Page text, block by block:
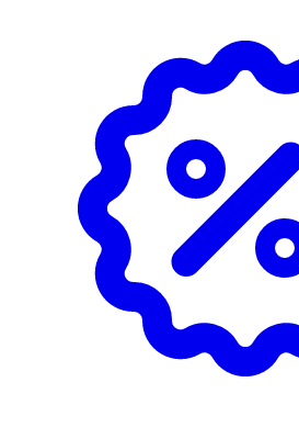
Massera in en mindre mängd i
handdukstorkat eller torrt hår.
användas dagligen eller vid behov.
Förvaras i normal rumstemperatur.
OK för gravida och ammande:
Ingredienser:
Aqua/Water, Propylene Glycol,
Leaf Juice, Polymnia Sonchifolia
Sinensis Leaf Extract, Mimosa
Citrus Aurantifolia (Lime) Fruit